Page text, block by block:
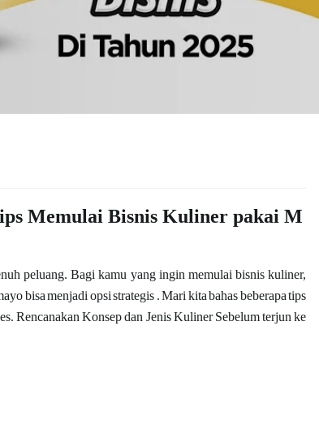
Memulai Bisnis Kuliner pakai M
peluang. Bagi kamu yang ingin memulai bisnis kuliner,
bisa menjadi opsi strategis . Mari kita bahas beberapa tips
Rencanakan Konsep dan Jenis Kuliner Sebelum terjun ke